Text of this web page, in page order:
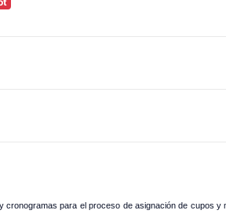
para el proceso de asignación de cupos